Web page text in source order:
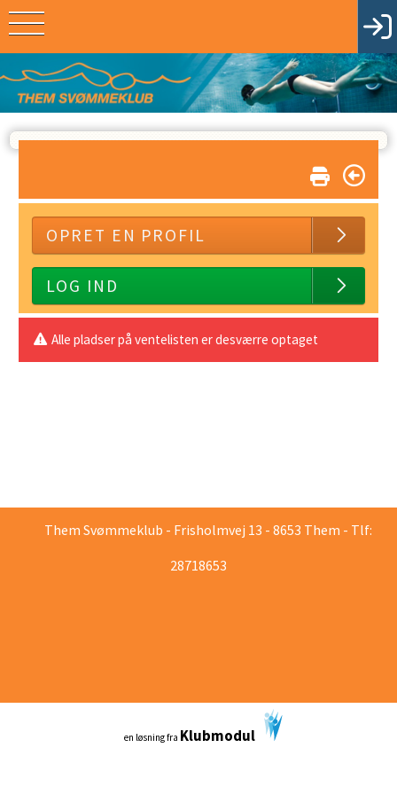
OPRET EN PROFIL
LOG IND
Alle pladser på ventelisten er desværre optaget
Them Svømmeklub - Frisholmvej 13 - 8653 Them - Tlf:
28718653
en løsning fra Klubmodul